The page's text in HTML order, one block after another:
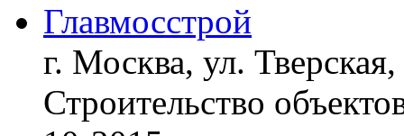
Главмосстрой
г. Москва, ул.
Строительство